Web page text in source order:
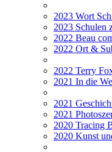
2023 Wort
2023 Schulen
2022 Beau
2022 Ort &
2022 Terry
2021 In die
2021
2021
2020 Tracing
2020 Kunst